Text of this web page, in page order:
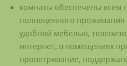
комнаты обеспечены всем
полноценного проживания
удобной мебелью,
интернет, в помещениях
проветривание,